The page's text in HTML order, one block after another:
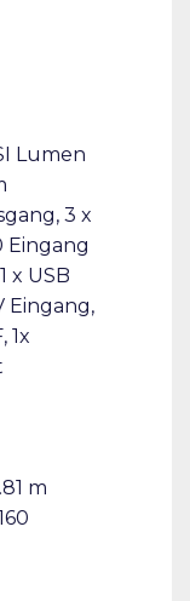
Lumen
3 x
Eingang
x USB
Eingang,
1x
m